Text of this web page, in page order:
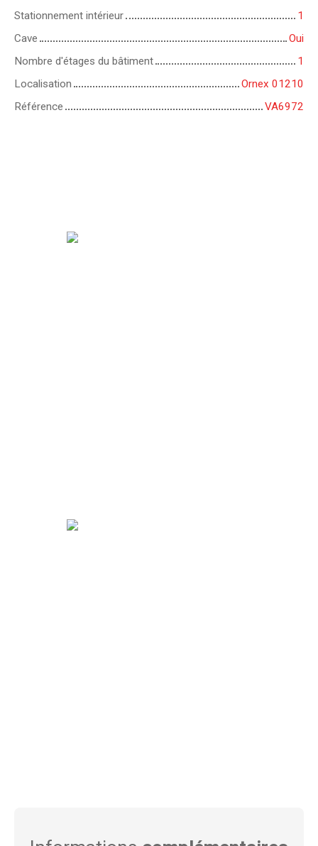
Stationnement intérieur
1
Cave
Oui
Nombre d'étages du bâtiment
1
Localisation
Ornex 01210
Référence
VA6972